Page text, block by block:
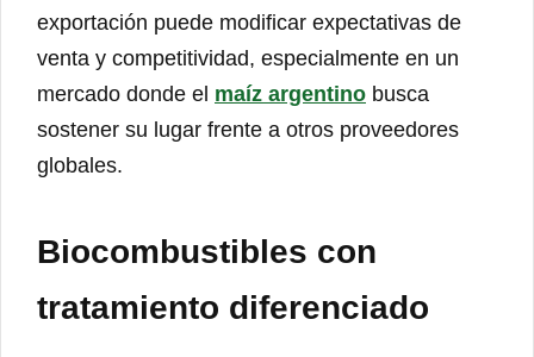
exportación puede modificar expectativas de
venta y competitividad, especialmente en un
mercado donde el maíz argentino busca
sostener su lugar frente a otros proveedores
globales.
Biocombustibles con
tratamiento diferenciado